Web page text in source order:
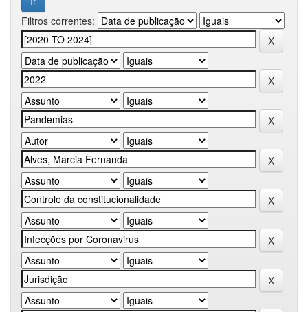
Filtros correntes: